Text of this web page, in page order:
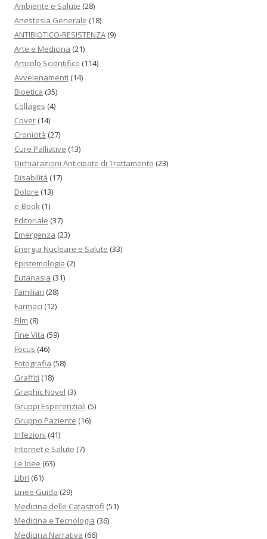
Ambiente e Salute (28)
Anestesia Generale (18)
ANTIBIOTICO-RESISTENZA (9)
Arte e Medicina (21)
Articolo Scientifico (114)
Avvelenamenti (14)
Bioetica (35)
Collages (4)
Cover (14)
Cronicità (27)
Cure Palliative (13)
Dichiarazioni Anticipate di Trattamento (23)
Disabilità (17)
Dolore (13)
e-Book (1)
Editoriale (37)
Emergenza (23)
Energia Nucleare e Salute (33)
Epistemologia (2)
Eutanasia (31)
Familiari (28)
Farmaci (12)
Film (8)
Fine Vita (59)
Focus (46)
Fotografia (58)
Graffiti (18)
Graphic Novel (3)
Gruppi Esperenziali (5)
Gruppo Paziente (16)
Infezioni (41)
Internet e Salute (7)
Le Idee (63)
Libri (61)
Linee Guida (29)
Medicina delle Catastrofi (51)
Medicina e Tecnologia (36)
Medicina Narrativa (66)